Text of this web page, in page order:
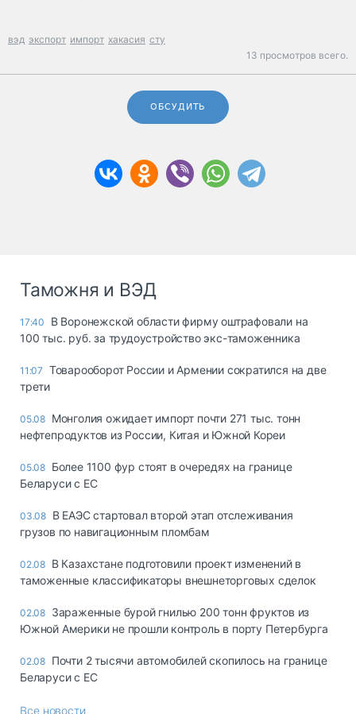
вэд экспорт импорт хакасия сту
13 просмотров всего.
ОБСУДИТЬ
Таможня и ВЭД
17:40
В Воронежской области фирму оштрафовали на
100 тыс. руб. за трудоустройство экс-таможенника
11:07 Товарооборот России и Армении сократился на две
трети
05.08 Монголия ожидает импорт почти 271 тыс. тонн
нефтепродуктов из России, Китая и Южной Кореи
05.08 Более 1100 фур стоят в очередях на границе
Беларуси с ЕС
03.08 В ЕАЭС стартовал второй этап отслеживания
грузов по навигационным пломбам
02.08 В Казахстане подготовили проект изменений в
таможенные классификаторы внешнеторговых сделок
02.08 Зараженные бурой гнилью 200 тонн фруктов из
Южной Америки не прошли контроль в порту Петербурга
02.08 Почти 2 тысячи автомобилей скопилось на границе
Беларуси с ЕС
Все новости